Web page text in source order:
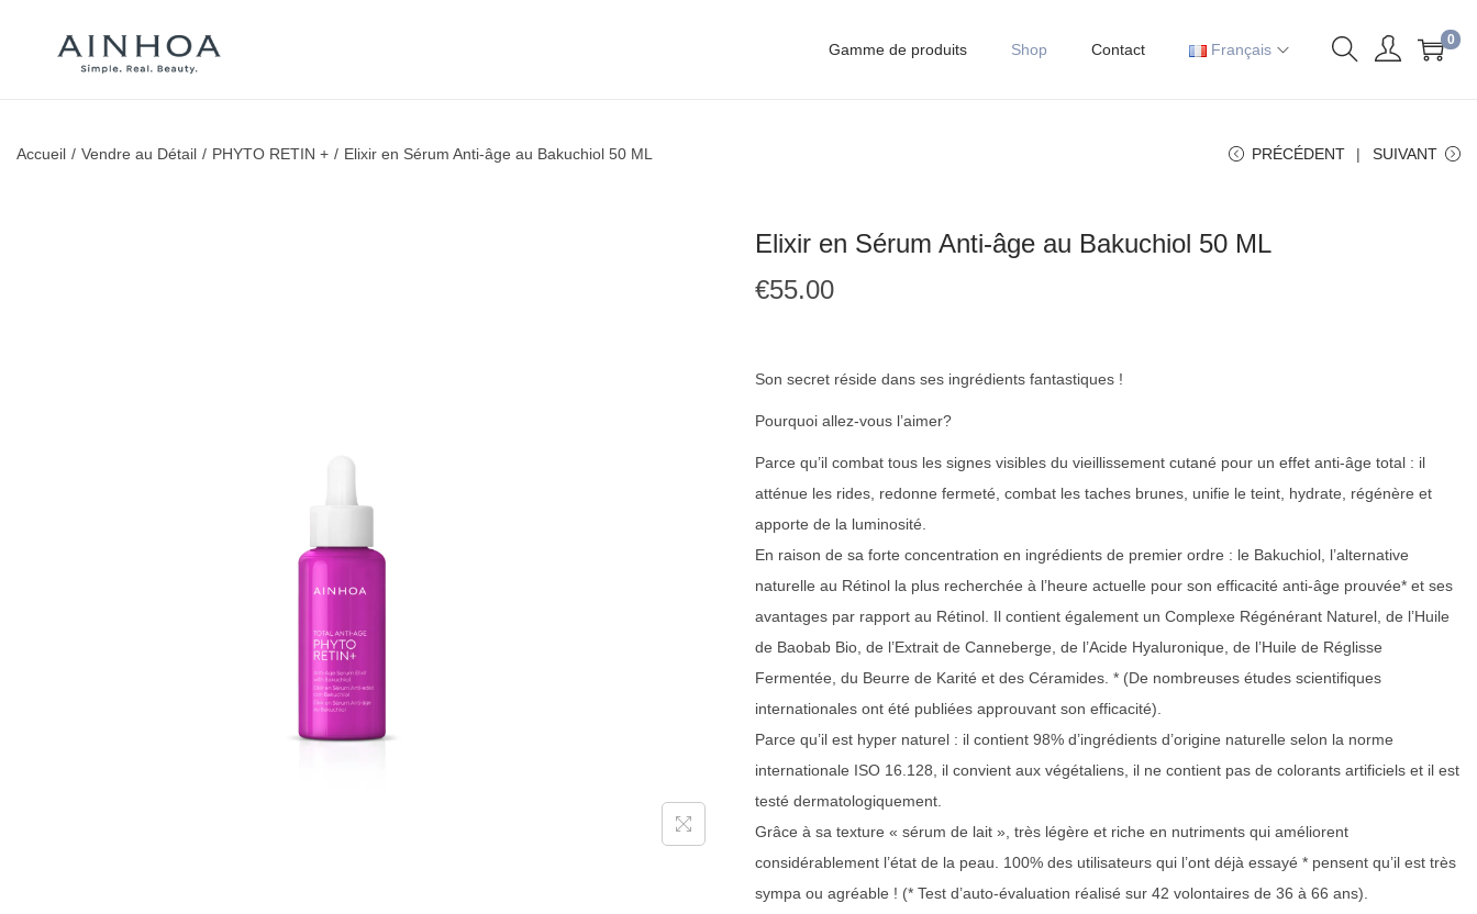
Gamme de produits Shop Contact Français
0
Accueil / Vendre au Détail / PHYTO RETIN + / Elixir en Sérum Anti-âge au Bakuchiol 50 ML PRÉCÉDENT SUIVANT
Elixir en Sérum Anti-âge au Bakuchiol 50 ML
€55.00
Son secret réside dans ses ingrédients fantastiques !
Pourquoi allez-vous l’aimer?
Parce qu’il combat tous les signes visibles du vieillissement cutané pour un effet anti-âge total : il
atténue les rides, redonne fermeté, combat les taches brunes, unifie le teint, hydrate, régénère et
apporte de la luminosité.
En raison de sa forte concentration en ingrédients de premier ordre : le Bakuchiol, l’alternative
naturelle au Rétinol la plus recherchée à l’heure actuelle pour son efficacité anti-âge prouvée* et ses
avantages par rapport au Rétinol. Il contient également un Complexe Régénérant Naturel, de l’Huile
de Baobab Bio, de l’Extrait de Canneberge, de l’Acide Hyaluronique, de l’Huile de Réglisse
Fermentée, du Beurre de Karité et des Céramides. * (De nombreuses études scientifiques
internationales ont été publiées approuvant son efficacité).
Parce qu’il est hyper naturel : il contient 98% d’ingrédients d’origine naturelle selon la norme
internationale ISO 16.128, il convient aux végétaliens, il ne contient pas de colorants artificiels et il est
testé dermatologiquement.
Grâce à sa texture « sérum de lait », très légère et riche en nutriments qui améliorent
considérablement l’état de la peau. 100% des utilisateurs qui l’ont déjà essayé * pensent qu’il est très
sympa ou agréable ! (* Test d’auto-évaluation réalisé sur 42 volontaires de 36 à 66 ans).